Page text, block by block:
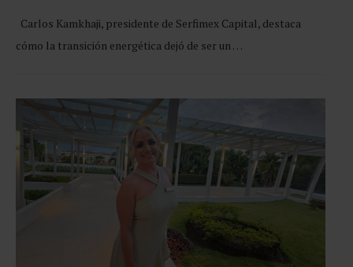
Carlos Kamkhaji, presidente de Serfimex Capital, destaca
cómo la transición energética dejó de ser un …